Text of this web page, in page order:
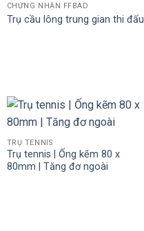
CHỨNG NHẬN FFBAD
Trụ cầu lông trung gian thi đấu
TRỤ TENNIS
Trụ tennis | Ống kẽm 80 x
80mm | Tăng đơ ngoài